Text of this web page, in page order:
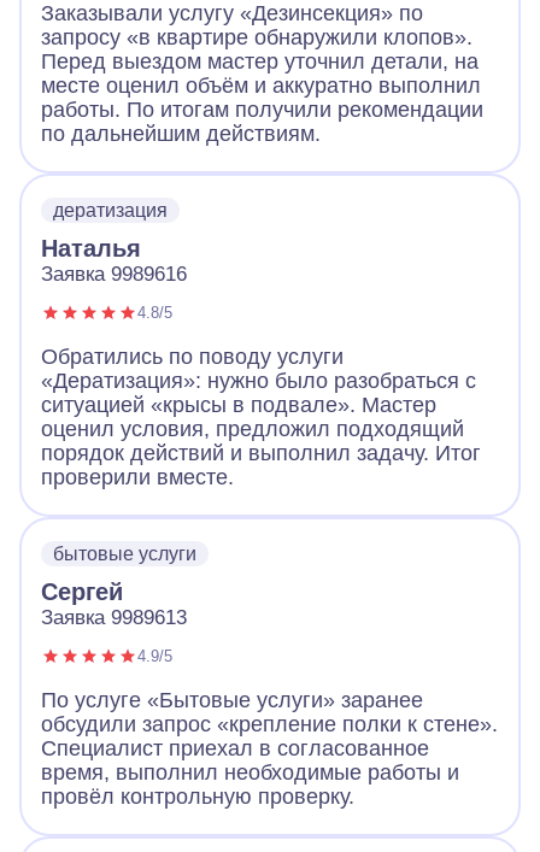
Заказывали услугу «Дезинсекция» по
запросу «в квартире обнаружили клопов».
Перед выездом мастер уточнил детали, на
месте оценил объём и аккуратно выполнил
работы. По итогам получили рекомендации
по дальнейшим действиям.
дератизация
Наталья
Заявка 9989616
4.8/5
Обратились по поводу услуги
«Дератизация»: нужно было разобраться с
ситуацией «крысы в подвале». Мастер
оценил условия, предложил подходящий
порядок действий и выполнил задачу. Итог
проверили вместе.
бытовые услуги
Сергей
Заявка 9989613
4.9/5
По услуге «Бытовые услуги» заранее
обсудили запрос «крепление полки к стене».
Специалист приехал в согласованное
время, выполнил необходимые работы и
провёл контрольную проверку.